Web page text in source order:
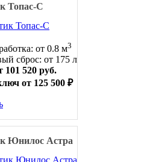
Топас-С
от 0.8 м3
сброс: от 175 л
101 520 руб.
от 125 500 ₽
Юнилос Астра